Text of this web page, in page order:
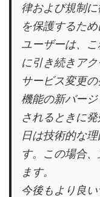
律および規制
を保護するた
ユーザーは、
に引き続きアク
サービス変更
機能の新バー
されるときに
日は技術的な
す。この場合
ます。
今後もより良